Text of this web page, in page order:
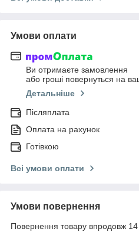
Умови оплати
Ви отримаєте замовлення
або гроші повернуться на
Детальніше
Післяплата
Оплата на рахунок
Готівкою
Всі умови оплати
Умови повернення
Повернення товару впродовж 14